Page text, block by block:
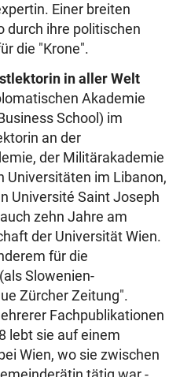
Einer breiten
durch ihre politischen
die "Krone".
in aller Welt
Akademie
School) im
an der
der Militärakademie
Universitäten im Libanon,
Université Saint Joseph
zehn Jahre am
der Universität Wien.
für die
Slowenien-
Zürcher Zeitung".
Fachpublikationen
lebt sie auf einem
Wien, wo sie zwischen